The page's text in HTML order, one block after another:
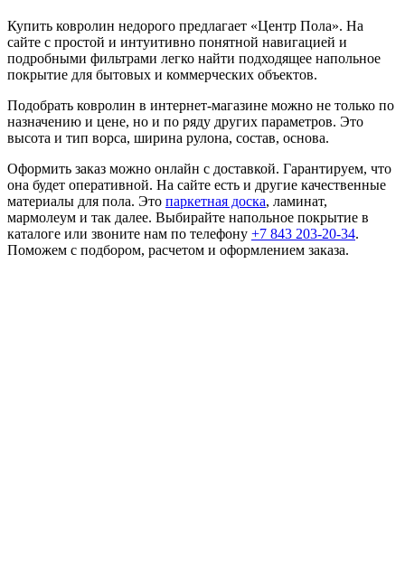
Купить ковролин недорого предлагает «Центр Пола». На
сайте с простой и интуитивно понятной навигацией и
подробными фильтрами легко найти подходящее напольное
покрытие для бытовых и коммерческих объектов.
Подобрать ковролин в интернет-магазине можно не только по
назначению и цене, но и по ряду других параметров. Это
высота и тип ворса, ширина рулона, состав, основа.
Оформить заказ можно онлайн с доставкой. Гарантируем, что
она будет оперативной. На сайте есть и другие качественные
материалы для пола. Это паркетная доска, ламинат,
мармолеум и так далее. Выбирайте напольное покрытие в
каталоге или звоните нам по телефону +7 843 203-20-34.
Поможем с подбором, расчетом и оформлением заказа.